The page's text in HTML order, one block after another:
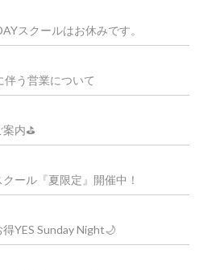
スクールはお休みです。
う営業について
内⛳
ール『夏限定』開催中！
YES Sunday Night🌙